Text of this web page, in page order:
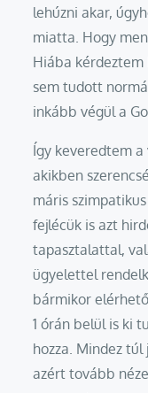
lehúzni akar,
miatta. Hogy
Hiába kérdeztem
sem tudott
inkább végül a
Így keveredtem a
akikben
máris
fejlécük is azt
tapasztalattal,
ügyelettel
bármikor
1 órán belül is ki
hozza. Mindez
azért tovább